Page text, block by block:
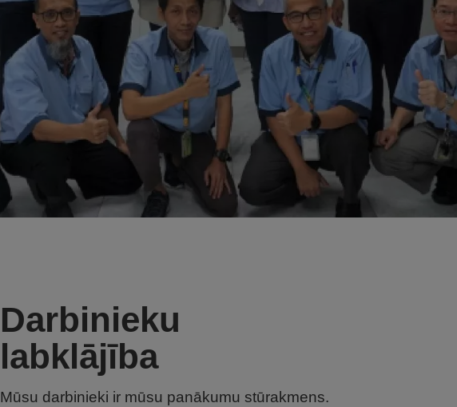
Darbinieku
labklājība
Mūsu darbinieki ir mūsu panākumu stūrakmens.